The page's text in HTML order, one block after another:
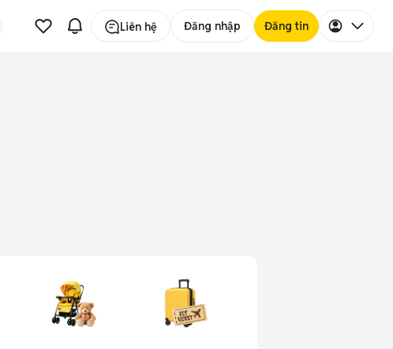
Liên hệ Đăng nhập Đăng tin